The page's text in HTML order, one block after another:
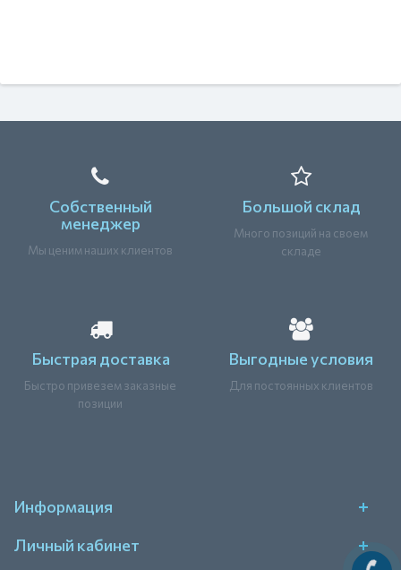
Собственный
менеджер
Мы ценим наших клиентов
Большой склад
Много позиций на своем
складе
Быстрая доставка
Быстро привезем заказные
позиции
Выгодные условия
Для постоянных клиентов
Информация
Личный кабинет